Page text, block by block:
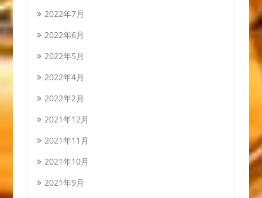
2022年7月
2022年6月
2022年5月
2022年4月
2022年2月
2021年12月
2021年11月
2021年10月
2021年9月